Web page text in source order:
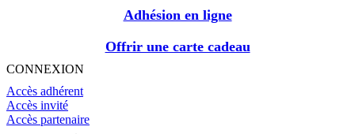
Adhésion en ligne
Offrir une carte cadeau
CONNEXION
Accès adhérent
Accès invité
Accès partenaire